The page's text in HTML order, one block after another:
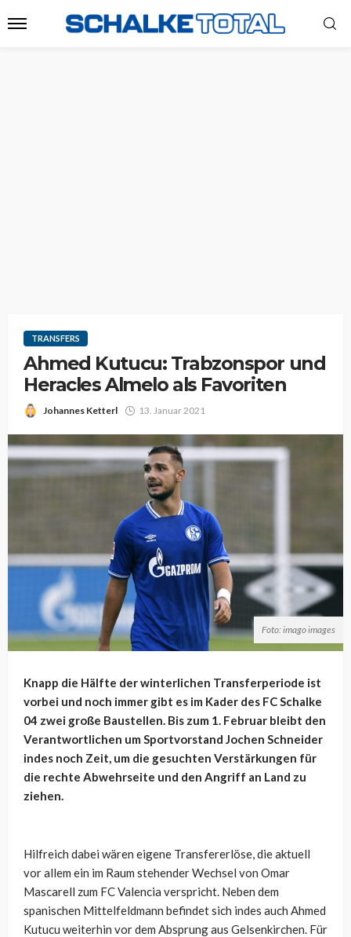
TRANSFERS
Ahmed Kutucu: Trabzonspor und
Heracles Almelo als Favoriten
Johannes Ketterl 13. Januar 2021
Foto: imago images
Knapp die Hälfte der winterlichen Transferperiode ist
vorbei und noch immer gibt es im Kader des FC Schalke
04 zwei große Baustellen. Bis zum 1. Februar bleibt den
Verantwortlichen um Sportvorstand Jochen Schneider
indes noch Zeit, um die gesuchten Verstärkungen für
die rechte Abwehrseite und den Angriff an Land zu
ziehen.
Hilfreich dabei wären eigene Transfererlöse, die aktuell
vor allem ein im Raum stehender Wechsel von Omar
Mascarell zum FC Valencia verspricht. Neben dem
spanischen Mittelfeldmann befindet sich indes auch Ahmed
Kutucu weiterhin vor dem Absprung aus Gelsenkirchen. Für